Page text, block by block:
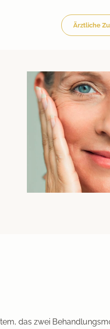
das zwei
Ärztliche